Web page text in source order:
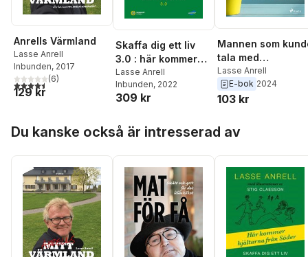
Anrells Värmland
Lasse Anrell
Inbunden, 2017
4,5utav 5 stjärnor. Totalt antal röster:
(6)
129 kr
Skaffa dig ett liv
3.0 : här kommer
hjältarna från
Söder
Lasse Anrell
Inbunden, 2022
309 kr
Mannen som
tala med
pelargoner
Lasse Anrell
E-bok 2024
103 kr
Du kanske också är intresserad av